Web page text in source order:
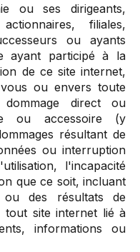
ou ses dirigeants,
filiales,
ou ayants
ayant participé à la
de ce site internet,
ou envers toute
direct ou
ou accessoire (y
résultant de
ou interruption
l'incapacité
que ce soit, incluant
des résultats de
tout site internet lié à
informations ou